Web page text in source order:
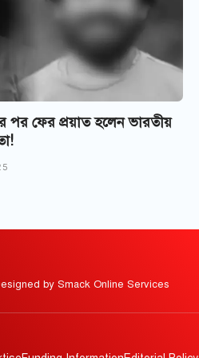
পর ফের প্রয়াত হলেন ভারতীয়
by Smack Online Services